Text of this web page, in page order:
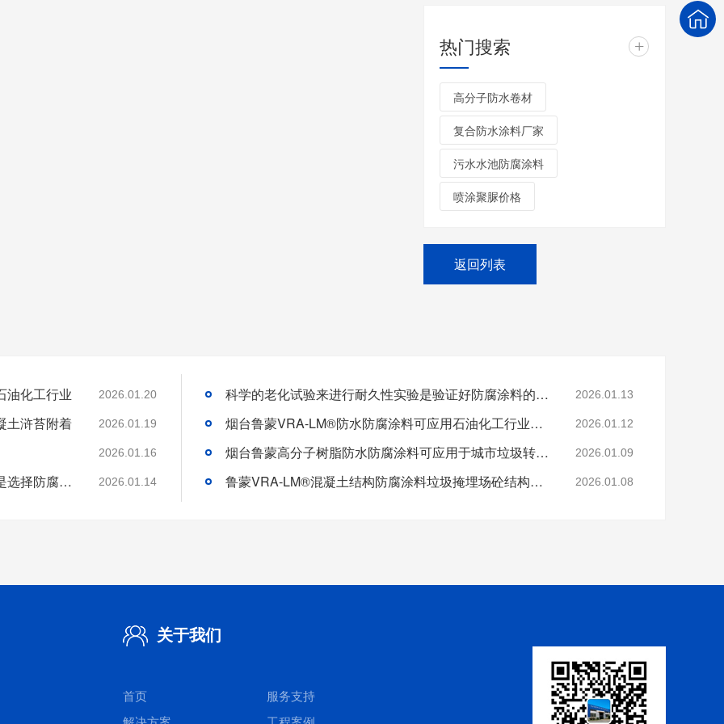
热门搜索 +
高分子防水卷材
复合防水涂料厂家
污水水池防腐涂料
喷涂聚脲价格
返回列表
油化工行业 2026.01.20
土浒苔附着 2026.01.19
2026.01.16
分析好腐蚀介质腐蚀机理和待涂刷材料特性是选择防腐涂料的基础 2026.01.14
科学的老化试验来进行耐久性实验是验证好防腐涂料的途径 2026.01.13
烟台鲁蒙VRA-LM®防水防腐涂料可应用石油化工行业防腐防水 2026.01.12
烟台鲁蒙高分子树脂防水防腐涂料可应用于城市垃圾转运车 2026.01.09
鲁蒙VRA-LM®混凝土结构防腐涂料垃圾掩埋场砼结构防腐 2026.01.08
关于我们
首页
服务支持